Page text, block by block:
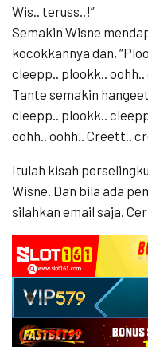
Wis.. teruss..!”
Semakin Wisne
kocokkannya dan,
cleepp.. plookk..
Tante semakin
cleepp.. plookk..
oohh.. oohh.. Creett..
Itulah kisah
Wisne. Dan bila ada
silahkan email saja.